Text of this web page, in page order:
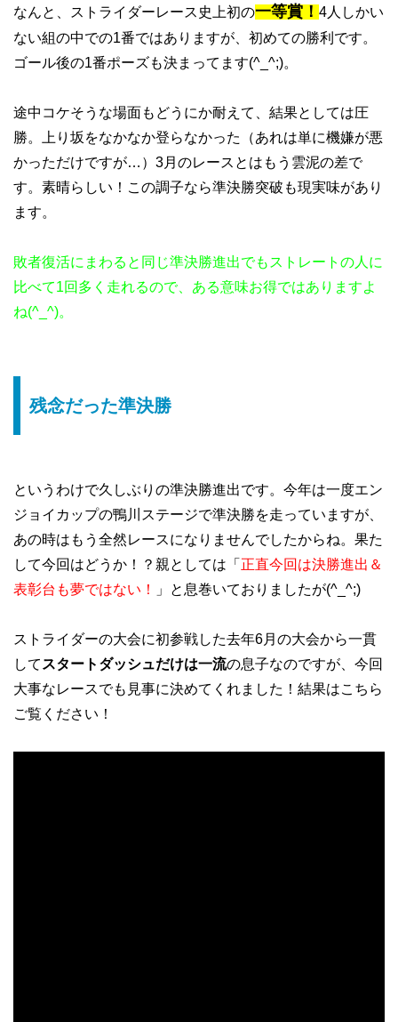
なんと、ストライダーレース史上初の一等賞！ 4人しかい
ない組の中での1番ではありますが、初めての勝利です。
ゴール後の1番ポーズも決まってます(^_^;)。
途中コケそうな場面もどうにか耐えて、結果としては圧
勝。上り坂をなかなか登らなかった（あれは単に機嫌が悪
かっただけですが…）3月のレースとはもう雲泥の差で
す。素晴らしい！この調子なら準決勝突破も現実味があり
ます。
敗者復活にまわると同じ準決勝進出でもストレートの人に
比べて1回多く走れるので、ある意味お得ではありますよ
ね(^_^)。
残念だった準決勝
というわけで久しぶりの準決勝進出です。今年は一度エン
ジョイカップの鴨川ステージで準決勝を走っていますが、
あの時はもう全然レースになりませんでしたからね。果た
して今回はどうか！？親としては「 正直今回は決勝進出＆
表彰台も夢ではない！
」と息巻いておりましたが(^_^;)
ストライダーの大会に初参戦した去年6月の大会から一貫
して スタートダッシュだけは一流の息子なのですが、今回
大事なレースでも見事に決めてくれました！結果はこちら
ご覧ください！